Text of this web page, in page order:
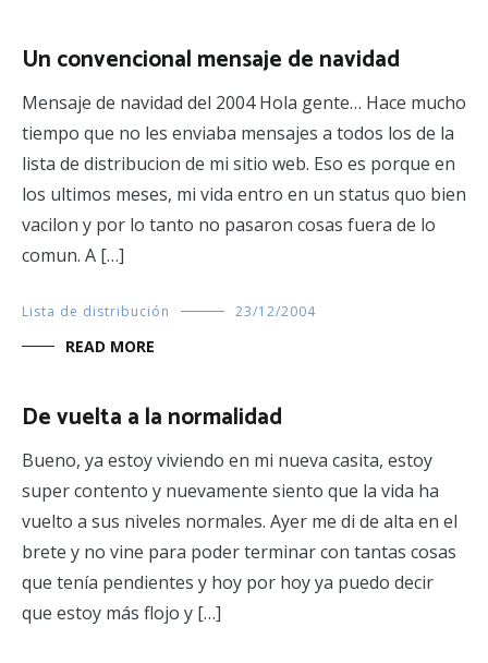
Un convencional mensaje de navidad
Mensaje de navidad del 2004 Hola gente… Hace mucho
tiempo que no les enviaba mensajes a todos los de la
lista de distribucion de mi sitio web. Eso es porque en
los ultimos meses, mi vida entro en un status quo bien
vacilon y por lo tanto no pasaron cosas fuera de lo
comun. A […]
Lista de distribución 23/12/2004
READ MORE
De vuelta a la normalidad
Bueno, ya estoy viviendo en mi nueva casita, estoy
super contento y nuevamente siento que la vida ha
vuelto a sus niveles normales. Ayer me di de alta en el
brete y no vine para poder terminar con tantas cosas
que tenía pendientes y hoy por hoy ya puedo decir
que estoy más flojo y […]